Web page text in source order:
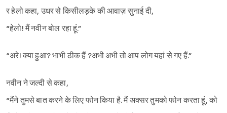
र हेलो कहा, उधर से किसीलड़के की आवाज़ सुनाई दी,
“हेलो! मैं नवीन बोल रहा हूं.”
“अरे! क्या हुआ? भाभी ठीक हैं ?अभी अभी तो आप लोग यहां से गए हैं.”
नवीन ने जल्दी से कहा,
“मैंने तुमसे बात करने के लिए फोन किया है. मैं अक्सर तुमको फोन करता हूं, को